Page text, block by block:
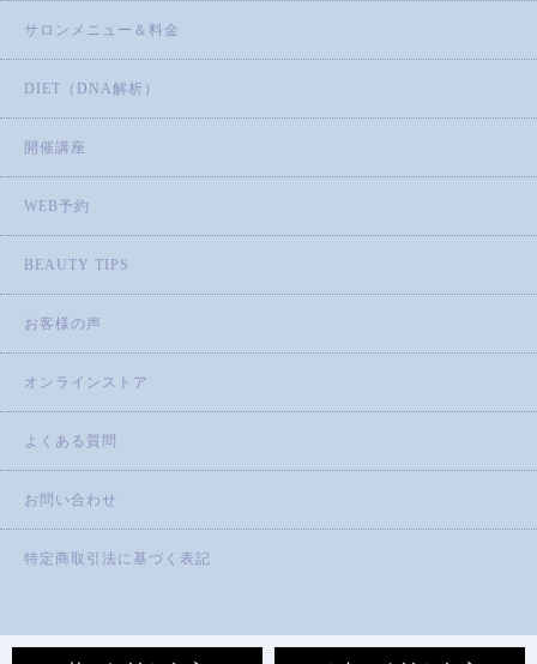
サロンメニュー＆料金
DIET（DNA解析）
開催講座
WEB予約
BEAUTY TIPS
お客様の声
オンラインストア
よくある質問
お問い合わせ
特定商取引法に基づく表記